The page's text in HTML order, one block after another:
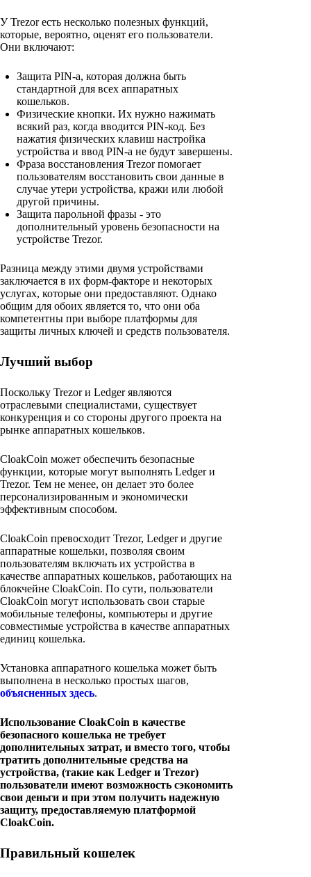
У Trezor есть несколько полезных функций,
которые, вероятно, оценят его пользователи.
Они включают:
Защита PIN-a, которая должна быть
стандартной для всех аппаратных
кошельков.
Физические кнопки. Их нужно нажимать
всякий раз, когда вводится PIN-код. Без
нажатия физических клавиш настройка
устройства и ввод PIN-а не будут завершены.
Фраза восстановления Trezor помогает
пользователям восстановить свои данные в
случае утери устройства, кражи или любой
другой причины.
Защита парольной фразы - это
дополнительный уровень безопасности на
устройстве Trezor.
Разница между этими двумя устройствами
заключается в их форм-факторе и некоторых
услугах, которые они предоставляют. Однако
общим для обоих является то, что они оба
компетентны при выборе платформы для
защиты личных ключей и средств пользователя.
Лучший выбор
Поскольку Trezor и Ledger являются
отраслевыми специалистами, существует
конкуренция и со стороны другого проекта на
рынке аппаратных кошельков.
CloakCoin может обеспечить безопасные
функции, которые могут выполнять Ledger и
Trezor. Тем не менее, он делает это более
персонализированным и экономически
эффективным способом.
CloakCoin превосходит Trezor, Ledger и другие
аппаратные кошельки, позволяя своим
пользователям включать их устройства в
качестве аппаратных кошельков, работающих на
блокчейне CloakCoin. По сути, пользователи
CloakCoin могут использовать свои старые
мобильные телефоны, компьютеры и другие
совместимые устройства в качестве аппаратных
единиц кошелька.
Установка аппаратного кошелька может быть
выполнена в несколько простых шагов,
объясненных здесь.
Использование CloakCoin в качестве
безопасного кошелька не требует
дополнительных затрат, и вместо того, чтобы
тратить дополнительные средства на
устройства, (такие как Ledger и Trezor)
пользователи имеют возможность сэкономить
свои деньги и при этом получить надежную
защиту, предоставляемую платформой
CloakCoin.
Правильный кошелек